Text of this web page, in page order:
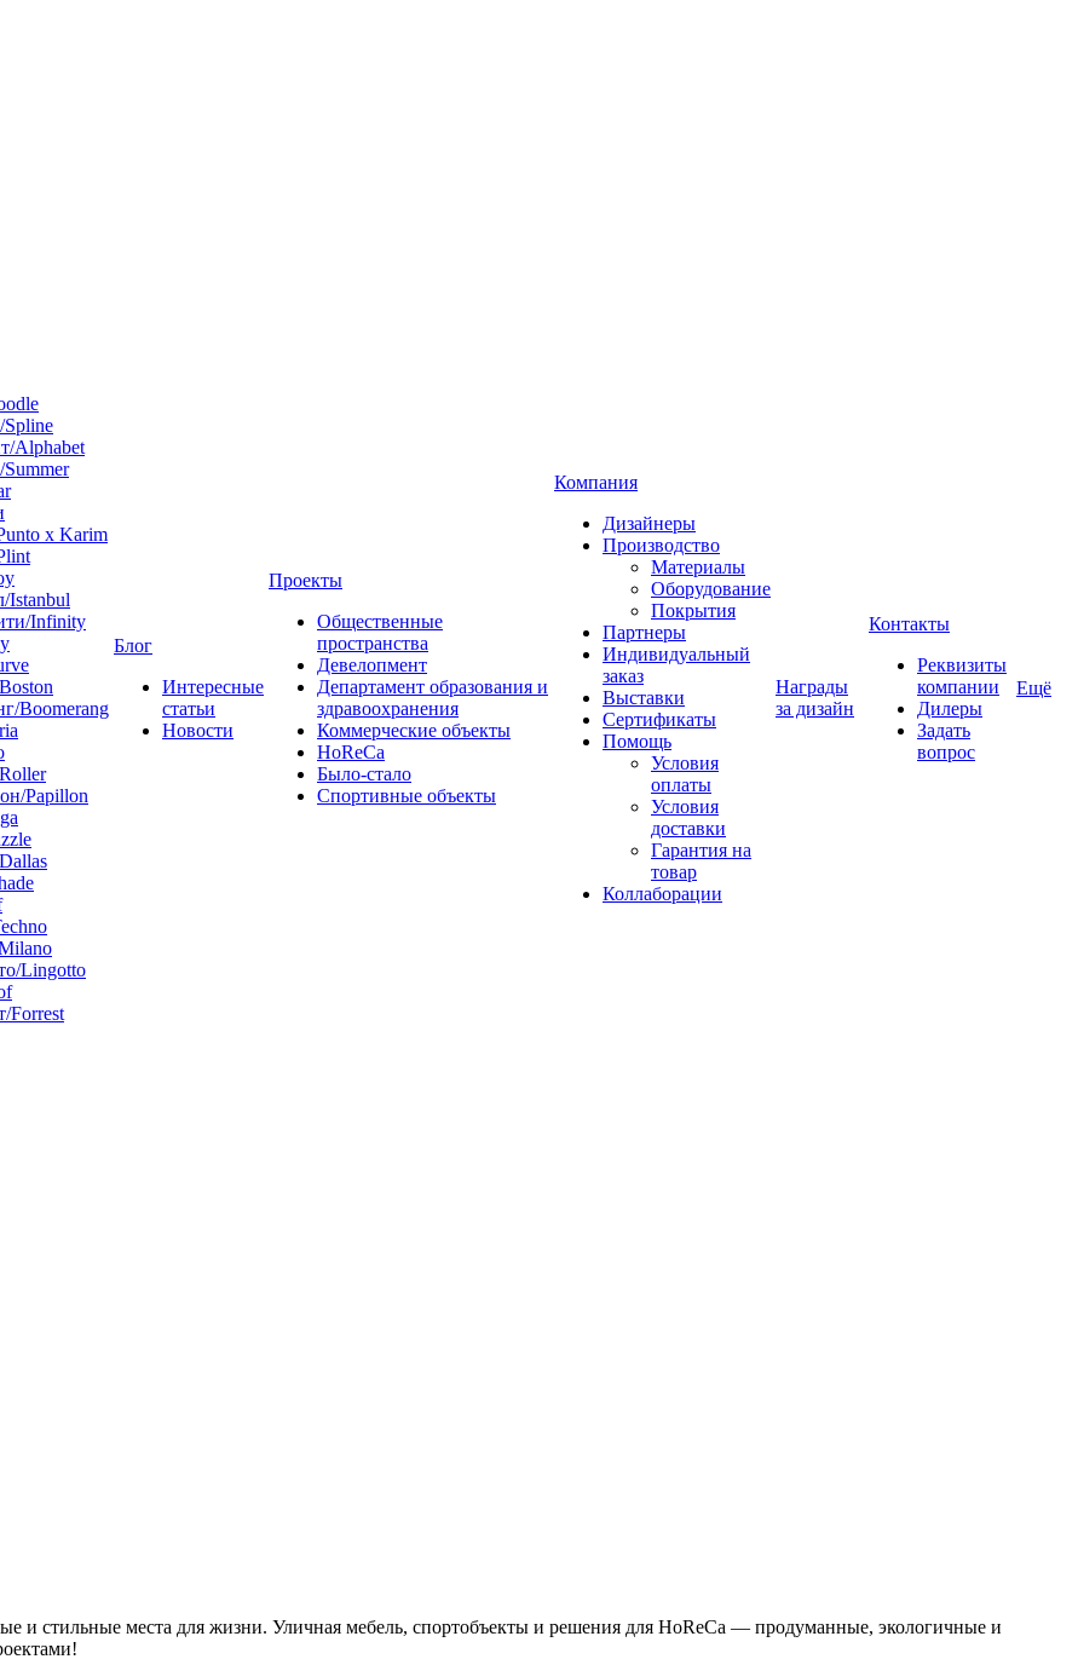
Alphabet
x Karim
Istanbul
Infinity
Boomerang
Papillon
Lingotto
Forrest
Блог
Интересные
статьи
Новости
Проекты
Общественные
пространства
Девелопмент
Департамент образования и
здравоохранения
Коммерческие объекты
HoReCa
Было-стало
Спортивные объекты
Компания
Дизайнеры
Производство
Материалы
Оборудование
Покрытия
Партнеры
Индивидуальный
заказ
Выставки
Сертификаты
Помощь
Условия
оплаты
Условия
доставки
Гарантия на
товар
Коллаборации
Награды
за дизайн
Контакты
Реквизиты
компании
Дилеры
Задать
вопрос
Ещё
и стильные места для жизни. Уличная мебель, спортобъекты и решения для HoReCa — продуманные, экологичные и